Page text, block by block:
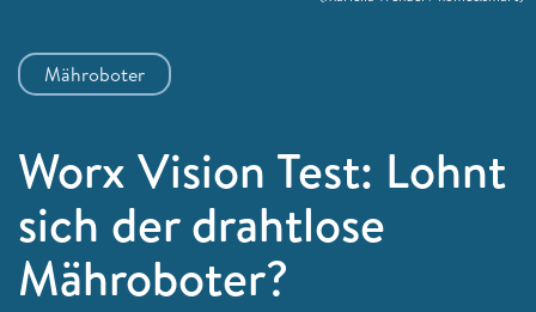
Mähroboter
Worx Vision Test: Lohnt
sich der drahtlose
Mähroboter?